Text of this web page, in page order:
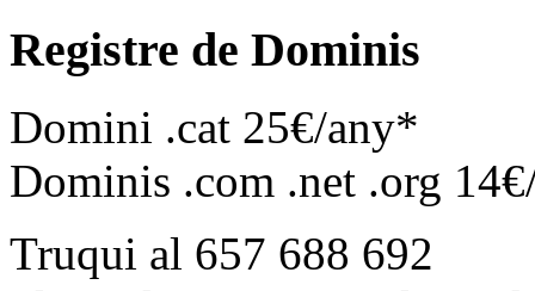
Registre de Dominis
Domini .cat 25€/any*
Dominis .com .net .org
Truqui al 657 688 692